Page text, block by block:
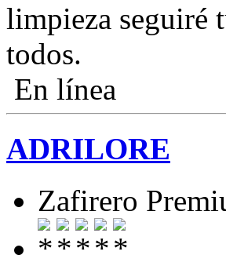
limpieza seguiré
todos.
En línea
ADRILORE
Zafirero